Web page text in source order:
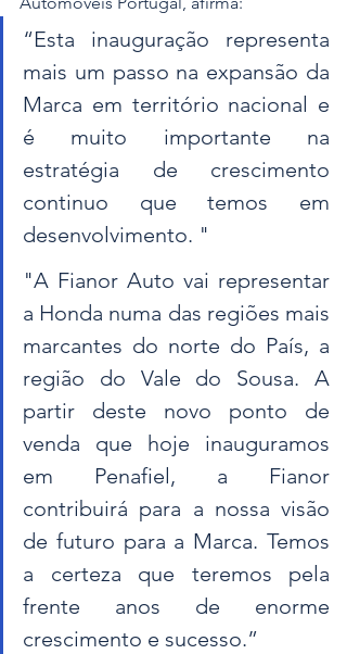
“Esta inauguração representa
mais um passo na expansão da
Marca em território nacional e
é muito importante na
estratégia de crescimento
continuo que temos em
desenvolvimento. "
"A Fianor Auto vai representar
a Honda numa das regiões mais
marcantes do norte do País, a
região do Vale do Sousa. A
partir deste novo ponto de
venda que hoje inauguramos
em Penafiel, a Fianor
contribuirá para a nossa visão
de futuro para a Marca. Temos
a certeza que teremos pela
frente anos de enorme
crescimento e sucesso.”